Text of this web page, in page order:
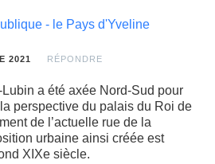
- le Pays d'Yveline
2021 RÉPONDRE
Lubin a été axée Nord-Sud pour
perspective du palais du Roi de
de l’actuelle rue de la
urbaine ainsi créée est
XIXe siècle.